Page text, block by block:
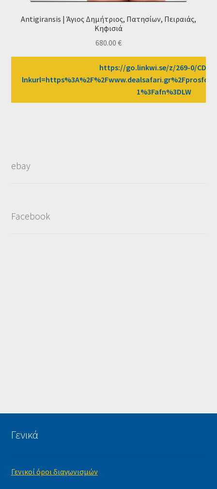
Antigiransis | Άγιος Δημήτριος, Πατησίων, Πειραιάς,
Κηφισιά
680.00 €
https://go.linkwi.se/z/269-0/
1%3Fafn%3DLW
ebay
Facebook
Γενικά
Γενικοί όροι διαγωνισμών